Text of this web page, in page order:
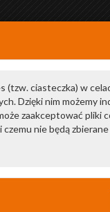
+48 34 366 20 20
(tzw. ciasteczka) w
Dzięki nim możemy
zaakceptować pliki
nie będą